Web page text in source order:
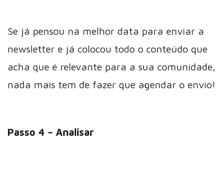
Se já pensou na melhor data para enviar a
newsletter e já colocou todo o conteúdo que
acha que é relevante para a sua comunidade,
nada mais tem de fazer que agendar o envio!
Passo 4 – Analisar